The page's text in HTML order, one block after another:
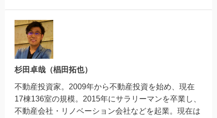
杉田卓哉（椙田拓也）
不動産投資家。2009年から不動産投資を始め、現在
17棟136室の規模。2015年にサラリーマンを卒業し、
不動産会社・リノベーション会社などを起業。現在は